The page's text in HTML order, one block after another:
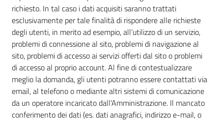
richiesto. In tal caso i dati acquisiti saranno trattati
esclusivamente per tale finalità di rispondere alle richieste
degli utenti, in merito ad esempio, all’utilizzo di un servizio,
problemi di connessione al sito, problemi di navigazione al
sito, problemi di accesso ai servizi offerti dal sito o problemi
di accesso al proprio account. Al fine di contestualizzare
meglio la domanda, gli utenti potranno essere contattati via
email, al telefono o mediante altri sistemi di comunicazione
da un operatore incaricato dall'Amministrazione. Il mancato
conferimento dei dati (es. dati anagrafici, indirizzo e-mail, o